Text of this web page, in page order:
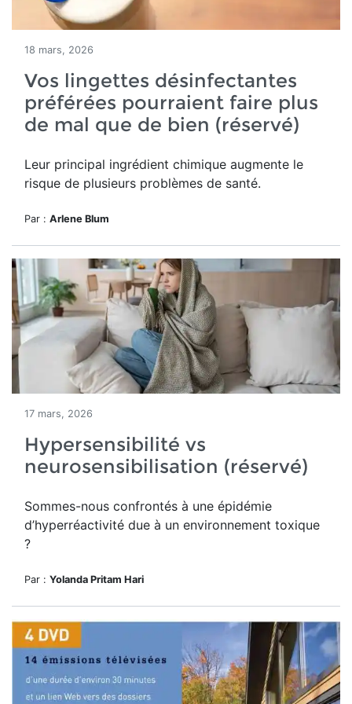
18 mars, 2026
Vos lingettes désinfectantes
préférées pourraient faire plus
de mal que de bien (réservé)
Leur principal ingrédient chimique augmente le
risque de plusieurs problèmes de santé.
Par : Arlene Blum
17 mars, 2026
Hypersensibilité vs
neurosensibilisation (réservé)
Sommes-nous confrontés à une épidémie
d’hyperréactivité due à un environnement toxique
?
Par : Yolanda Pritam Hari